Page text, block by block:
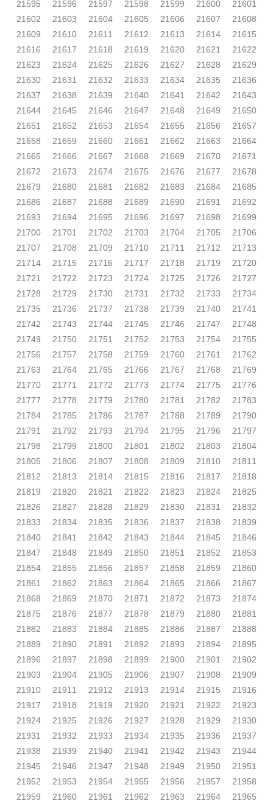
21595 21596 21597 21598 21599 21600
21601
21602
21603 21604 21605 21606 21607
21608
21609
21610 21611 21612 21613 21614
21615
21616
21617 21618 21619 21620 21621
21622
21623
21624 21625 21626 21627 21628
21629
21630
21631 21632 21633 21634 21635
21636
21637
21638 21639 21640 21641 21642
21643
21644
21645 21646 21647 21648 21649
21650
21651
21652 21653 21654 21655 21656
21657
21658
21659 21660 21661 21662 21663
21664
21665
21666 21667 21668 21669 21670
21671
21672
21673 21674 21675 21676 21677
21678
21679
21680 21681 21682 21683 21684
21685
21686
21687 21688 21689 21690 21691
21692
21693
21694 21695 21696 21697 21698
21699
21700
21701 21702 21703 21704 21705
21706
21707
21708 21709 21710 21711 21712
21713
21714
21715 21716 21717 21718 21719
21720
21721
21722 21723 21724 21725 21726
21727
21728
21729 21730 21731 21732 21733
21734
21735
21736 21737 21738 21739 21740
21741
21742
21743 21744 21745 21746 21747
21748
21749
21750 21751 21752 21753 21754
21755
21756
21757 21758 21759 21760 21761
21762
21763
21764 21765 21766 21767 21768
21769
21770
21771 21772 21773 21774 21775
21776
21777
21778 21779 21780 21781 21782
21783
21784
21785 21786 21787 21788 21789
21790
21791
21792 21793 21794 21795 21796
21797
21798
21799 21800 21801 21802 21803
21804
21805
21806 21807 21808 21809 21810
21811
21812
21813 21814 21815 21816 21817
21818
21819
21820 21821 21822 21823 21824
21825
21826
21827 21828 21829 21830 21831
21832
21833
21834 21835 21836 21837 21838
21839
21840
21841 21842 21843 21844 21845
21846
21847
21848 21849 21850 21851 21852
21853
21854
21855 21856 21857 21858 21859
21860
21861
21862 21863 21864 21865 21866
21867
21868
21869 21870 21871 21872 21873
21874
21875
21876 21877 21878 21879 21880
21881
21882
21883 21884 21885 21886 21887
21888
21889
21890 21891 21892 21893 21894
21895
21896
21897 21898 21899 21900 21901
21902
21903
21904 21905 21906 21907 21908
21909
21910
21911 21912 21913 21914 21915
21916
21917
21918 21919 21920 21921 21922
21923
21924
21925 21926 21927 21928 21929
21930
21931
21932 21933 21934 21935 21936
21937
21938
21939 21940 21941 21942 21943
21944
21945
21946 21947 21948 21949 21950
21951
21952
21953 21954 21955 21956 21957
21958
21959
21960 21961 21962 21963 21964
21965